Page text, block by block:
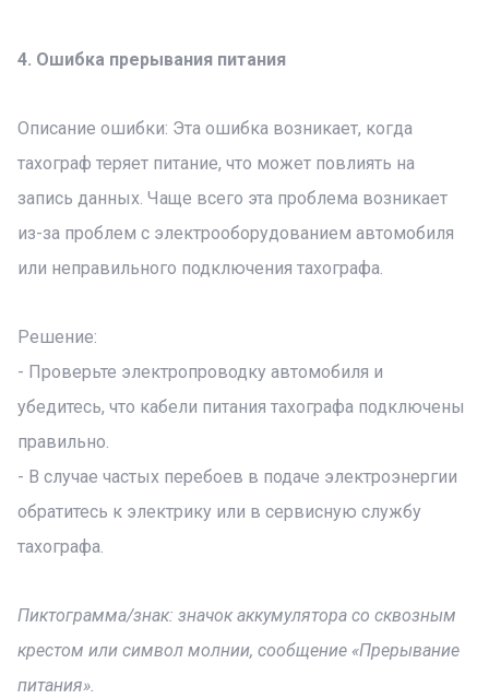
4. Ошибка прерывания питания
Описание ошибки: Эта ошибка возникает, когда
тахограф теряет питание, что может повлиять на
запись данных. Чаще всего эта проблема возникает
из-за проблем с электрооборудованием автомобиля
или неправильного подключения тахографа.
Решение:
- Проверьте электропроводку автомобиля и
убедитесь, что кабели питания тахографа подключены
правильно.
- В случае частых перебоев в подаче электроэнергии
обратитесь к электрику или в сервисную службу
тахографа.
Пиктограмма/знак: значок аккумулятора со сквозным
крестом или символ молнии, сообщение «Прерывание
питания».